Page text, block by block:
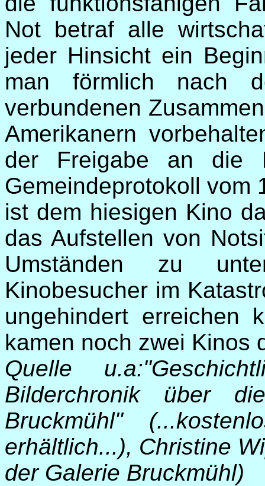
Not betraf alle
jeder Hinsicht ein
man förmlich nach
verbundenen
Amerikanern
der Freigabe an die
Gemeindeprotokoll vom
ist dem hiesigen Kino
das Aufstellen von
Umständen zu
Kinobesucher im
ungehindert erreichen
kamen noch zwei Kinos
Quelle
Bilderchronik über
Bruckmühl"
erhältlich...), Christine
der Galerie Bruckmühl)